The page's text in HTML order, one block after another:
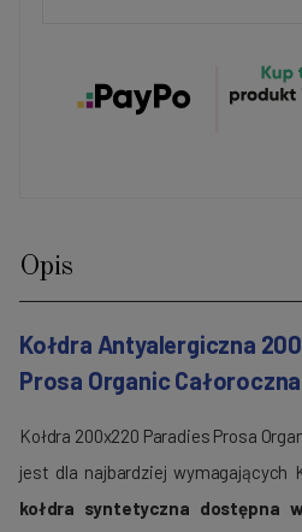
Opis
Kołdra Antyalergiczna
Prosa Organic Całoroczna
Kołdra 200x220 Paradies Prosa
jest dla najbardziej wymagających
kołdra syntetyczna dostępna